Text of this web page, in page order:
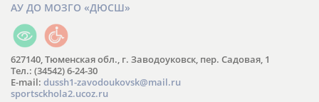
АУ ДО МОЗГО «ДЮСШ»
627140, Тюменская обл., г. Заводоуковск, пер. Садовая, 1
Тел.: (34542) 6-24-30
​E-mail: dussh1-zavodoukovsk@mail.ru
sportsckhola2.ucoz.ru